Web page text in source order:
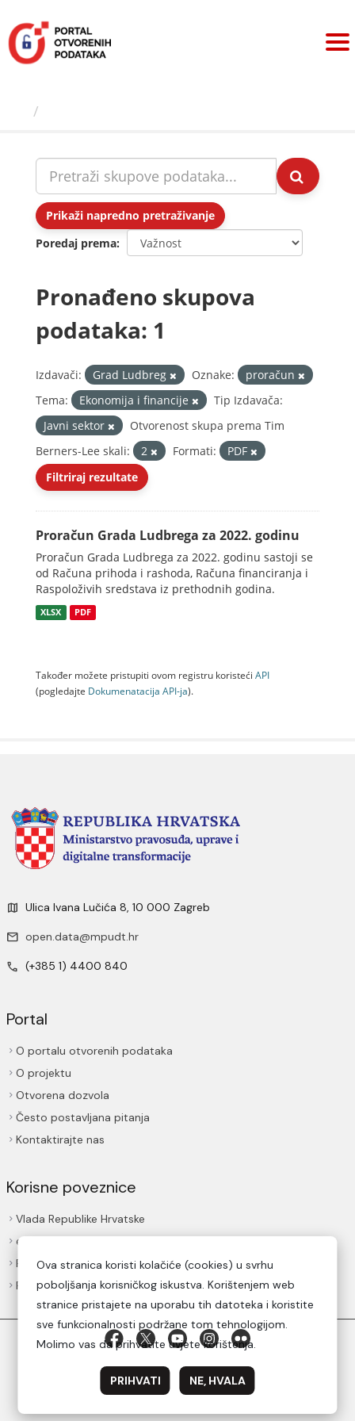
sadržaj
Prikaži napredno pretraživanje
Poredaj prema
Pronađeno skupova
podataka: 1
Izdavači: Grad Ludbreg Oznake:
proračun
Tema:
Ekonomija i financije
Tip Izdavača:
Javni sektor
Otvorenost skupa prema Tim
Berners-Lee skali:
2 Formati:
PDF
Filtriraj rezultate
Proračun Grada Ludbrega za 2022. godinu
Proračun Grada Ludbrega za 2022. godinu sastoji se
od Računa prihoda i rashoda, Računa financiranja i
Raspoloživih sredstava iz prethodnih godina.
XLSX PDF
Također možete pristupiti ovom registru koristeći API
(pogledajte Dokumenаtаcijа API-jа).